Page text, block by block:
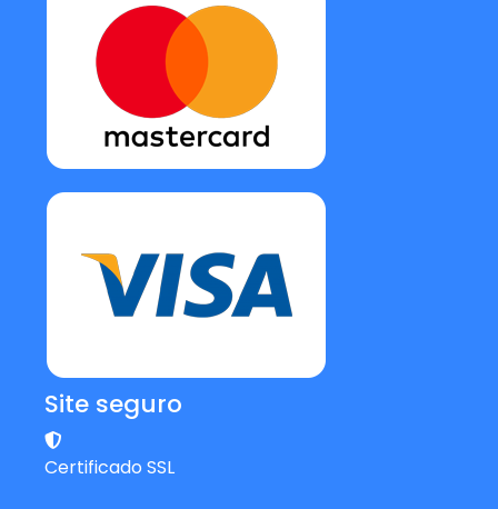
Site seguro
Certificado SSL